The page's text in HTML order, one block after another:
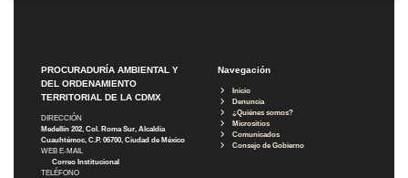
PROCURADURÍA AMBIENTAL Y
DEL ORDENAMIENTO
TERRITORIAL DE LA CDMX
DIRECCIÓN
Medellín 202, Col. Roma Sur, Alcaldía
Cuauhtémoc, C.P. 06700, Ciudad de México
WEB E-MAIL
Correo Institucional
TELÉFONO
Navegación
Inicio
Denuncia
¿Quiénes somos?
Micrositios
Comunicados
Consejo de Gobierno